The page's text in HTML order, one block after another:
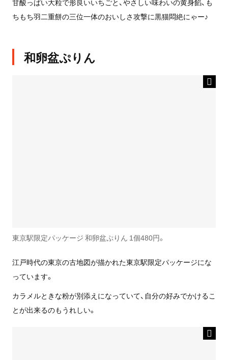
ちもち羽二重餅の三位一体のおいしさ攻撃に黒猫悶絶にゃー♪
和卵盆ぷりん
東京駅限定パッケージ 和卵盆ぷりん 1個480円。
江戸時代の東京の古地図が描かれた東京駅限定パッケージにな
っています。
カラメルときな粉が別添えになっていて、自分の好みでかけるこ
とが出来るのもうれしい。